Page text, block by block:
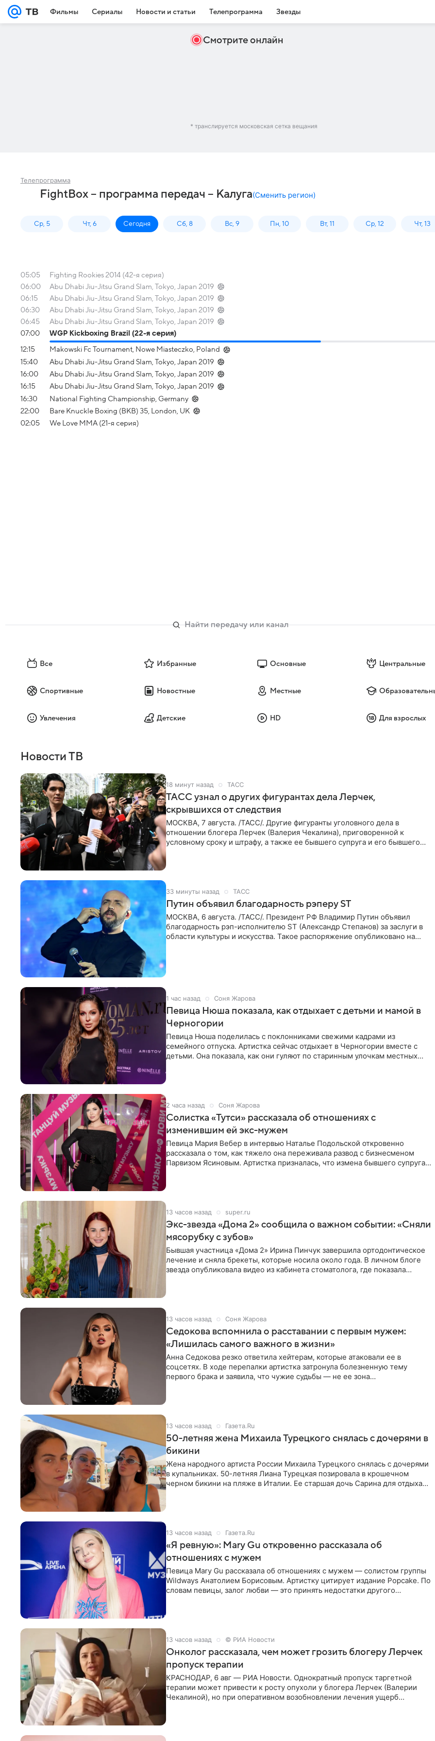
Фильмы Сериалы Новости и статьи Телепрограмма Звезды
Смотрите онлайн
* транслируется московская сетка вещания
Телепрограмма
FightBox – программа передач – Калуга(Сменить регион)
Ср, 5 Чт, 6 Сегодня Сб, 8 Вс, 9 Пн, 10 Вт, 11 Ср, 12 Чт, 13
05:05
Fighting Rookies 2014 (42-я серия)
06:00
Abu Dhabi Jiu-Jitsu Grand Slam, Tokyo, Japan 2019
06:15
Abu Dhabi Jiu-Jitsu Grand Slam, Tokyo, Japan 2019
06:30
Abu Dhabi Jiu-Jitsu Grand Slam, Tokyo, Japan 2019
06:45
Abu Dhabi Jiu-Jitsu Grand Slam, Tokyo, Japan 2019
07:00
WGP Kickboxing Brazil (22-я серия)
12:15
Makowski Fc Tournament, Nowe Miasteczko, Poland
15:40
Abu Dhabi Jiu-Jitsu Grand Slam, Tokyo, Japan 2019
16:00
Abu Dhabi Jiu-Jitsu Grand Slam, Tokyo, Japan 2019
16:15
Abu Dhabi Jiu-Jitsu Grand Slam, Tokyo, Japan 2019
16:30
National Fighting Championship, Germany
22:00
Bare Knuckle Boxing (BKB) 35, London, UK
02:05
We Love MMA (21-я серия)
Все Избранные Основные Центральные
Спортивные Новостные Местные
Увлечения Детские HD Для взрослых
Новости ТВ
18 минут назад ТАСС
ТАСС узнал о других фигурантах дела Лерчек,
скрывшихся от следствия
МОСКВА, 7 августа. /ТАСС/. Другие фигуранты уголовного дела в
отношении блогера Лерчек (Валерия Чекалина), приговоренной к
условному сроку и штрафу, а также ее бывшего супруга и его бывшего
33 минуты назад ТАСС
Путин объявил благодарность рэперу ST
МОСКВА, 6 августа. /ТАСС/. Президент РФ Владимир Путин объявил
благодарность рэп-исполнителю ST (Александр Степанов) за заслуги в
области культуры и искусства. Такое распоряжение опубликовано на
1 час назад Соня Жарова
Певица Нюша показала, как отдыхает с детьми и мамой в
Черногории
Певица Нюша поделилась с поклонниками свежими кадрами из
семейного отпуска. Артистка сейчас отдыхает в Черногории вместе с
детьми. Она показала, как они гуляют по старинным улочкам местных
2 часа назад Соня Жарова
Солистка «Тутси» рассказала об отношениях с
изменившим ей экс-мужем
Певица Мария Вебер в интервью Наталье Подольской откровенно
рассказала о том, как тяжело она переживала развод с бизнесменом
Парвизом Ясиновым. Артистка призналась, что измена бывшего супруга
13 часов назад super.ru
Экс-звезда «Дома 2» сообщила о важном событии: «Сняли
мясорубку с зубов»
Бывшая участница «Дома 2» Ирина Пинчук завершила ортодонтическое
лечение и сняла брекеты, которые носила около года. В личном блоге
звезда опубликовала видео из кабинета стоматолога, где показала
13 часов назад Соня Жарова
Седокова вспомнила о расставании с первым мужем:
«Лишилась самого важного в жизни»
Анна Седокова резко ответила хейтерам, которые атаковали ее в
соцсетях. В ходе перепалки артистка затронула болезненную тему
первого брака и заявила, что чужие судьбы — не ее зона
13 часов назад Газета.Ru
50-летняя жена Михаила Турецкого снялась с дочерями в
бикини
Жена народного артиста России Михаила Турецкого снялась с дочерями
в купальниках. 50-летняя Лиана Турецкая позировала в крошечном
черном бикини на пляже в Италии. Ее старшая дочь Сарина для отдыха
13 часов назад Газета.Ru
«Я ревную»: Mary Gu откровенно рассказала об
отношениях с мужем
Певица Mary Gu рассказала об отношениях с мужем — солистом группы
Wildways Анатолием Борисовым. Артистку цитирует издание Popcake. По
словам певицы, залог любви — это принять недостатки другого
13 часов назад © РИА Новости
Онколог рассказала, чем может грозить блогеру Лерчек
пропуск терапии
КРАСНОДАР, 6 авг — РИА Новости. Однократный пропуск таргетной
терапии может привести к росту опухоли у блогера Лерчек (Валерии
Чекалиной), но при оперативном возобновлении лечения ущерб